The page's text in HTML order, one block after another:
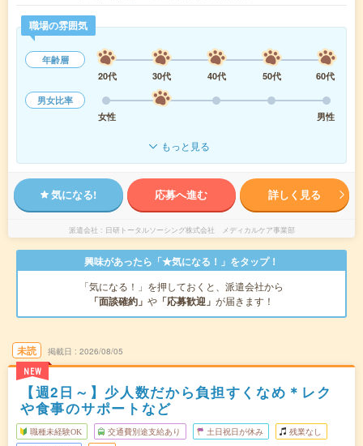
職場の雰囲気
年齢層
20代
30代 40代 50代
60代
男女比率
女性
男性
もっと見る
気になる! 応募へ進む 詳しく見る
派遣会社 日研トータルソーシング株式会社 メディカルケア事業部
興味があったら「★気になる！」をタップ！
「気になる！」を押しておくと、派遣会社から
「面談確約」 や 「応募歓迎」 が届きます！
未読
NEW
掲載日 2026/08/05
【週2日～】少人数だから負担すくなめ＊レク
や食事のサポートなど
職種未経験OK 交通費別途支給あり 土日祝日が休み 残業なし